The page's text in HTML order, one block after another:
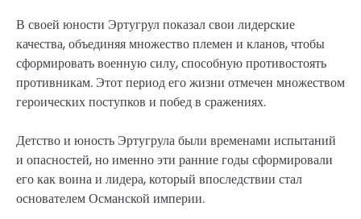
В своей юности Эртугрул показал свои лидерские
качества, объединяя множество племен и кланов, чтобы
сформировать военную силу, способную противостоять
противникам. Этот период его жизни отмечен множеством
героических поступков и побед в сражениях.
Детство и юность Эртугрула были временами испытаний
и опасностей, но именно эти ранние годы сформировали
его как воина и лидера, который впоследствии стал
основателем Османской империи.